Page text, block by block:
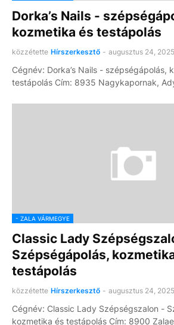
Dorka’s Nails -
kozmetika és testápolás
közzétette Hírszerkesztő - augusztus 24, 2025
Cégnév: Dorka’s Nails - szépségápolás,
testápolás Cím: 8935 Nagykapornak,
- ZALA VÁRMEGYE
Classic Lady
Szépségápolás,
testápolás
közzétette Hírszerkesztő - augusztus 24, 2025
Cégnév: Classic Lady Szépségszalon -
kozmetika és testápolás Cím: 8900